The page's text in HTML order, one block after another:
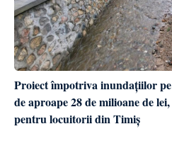
Proiect împotriva inundațiilor
de aproape 28 de milioane de
pentru locuitorii din Timiș